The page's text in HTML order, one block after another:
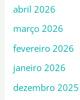
abril 2026
março 2026
fevereiro 2026
janeiro 2026
dezembro 2025